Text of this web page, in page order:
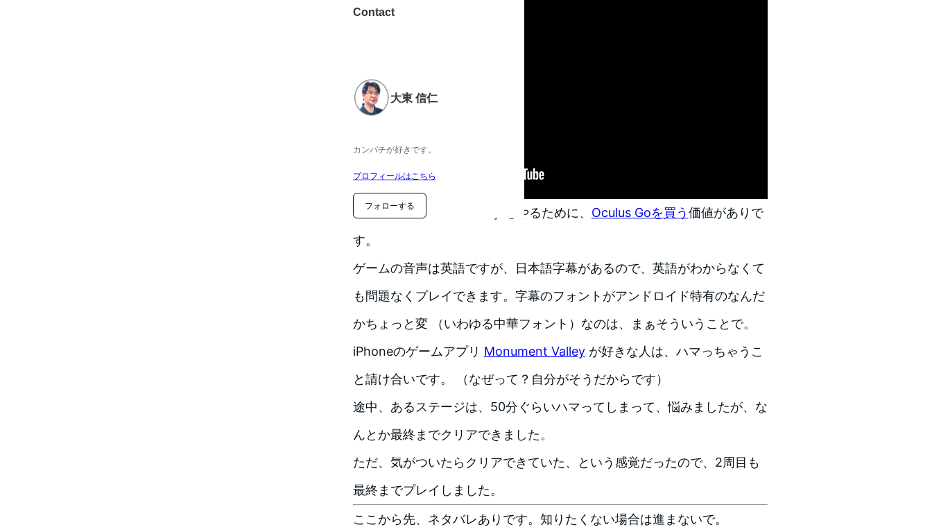
Contact
大東 信仁
カンパチが好きです。
プロフィールはこちら
フォローする
このVirtual Virtual Reality をやるために、 Oculus Goを買う価値がありで
す。
ゲームの音声は英語ですが、日本語字幕があるので、英語がわからなくて
も問題なくプレイできます。字幕のフォントがアンドロイド特有のなんだ
かちょっと変 （いわゆる中華フォント）なのは、まぁそういうことで。
iPhoneのゲームアプリ Monument Valleyが好きな人は、ハマっちゃうこ
と請け合いです。 （なぜって？自分がそうだからです）
途中、あるステージは、50分ぐらいハマってしまって、悩みましたが、な
んとか最終までクリアできました。
ただ、気がついたらクリアできていた、という感覚だったので、2周目も
最終までプレイしました。
ここから先、ネタバレありです。知りたくない場合は進まないで。